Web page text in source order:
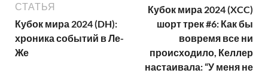
СТАТЬЯ
Кубок мира 2024 (DH):
хроника событий в Ле-
Же
Кубок мира 2024 (XCC)
шорт трек #6: Как бы
вовремя все ни
происходило, Келлер
настаивала: “У меня не